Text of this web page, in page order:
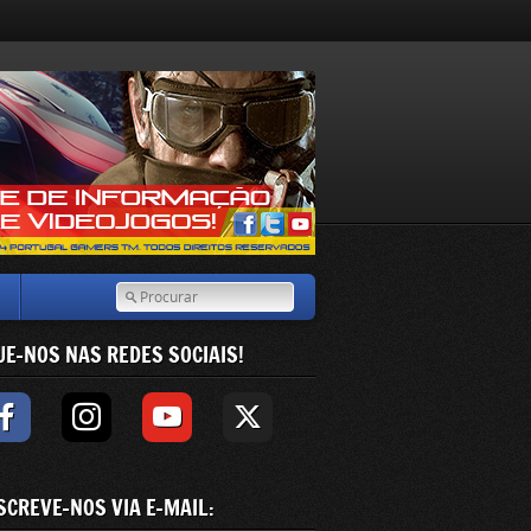
NOS NAS REDES SOCIAIS!
NOS VIA E-MAIL: